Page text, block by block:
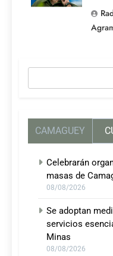
CAMAGUEY
Celebrarán
masas de
08/08/2026
Se adoptan
servicios
Minas
08/08/2026